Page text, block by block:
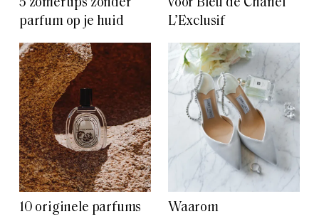
5 zomertips zonder
parfum op je huid
voor Bleu de Chanel
L’Exclusif
10 originele parfums
Waarom